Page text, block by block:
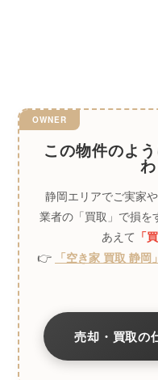
この物件のよ
静岡エリアでご実家
業者の「買取」で損を
あえて 「
👉 「空き家 買取 静
売却・買取の